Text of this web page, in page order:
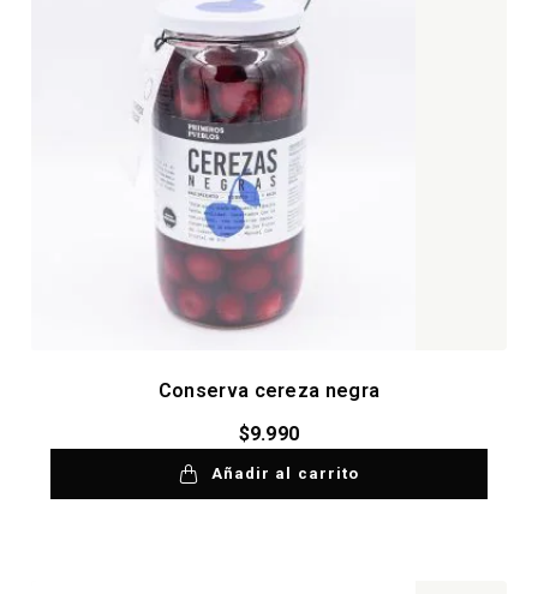
Conserva cereza negra
$9.990
Añadir al carrito